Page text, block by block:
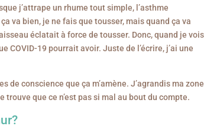
j’attrape un rhume tout simple, l’asthme
va bien, je ne fais que tousser, mais quand ça va
éclatait à force de tousser. Donc, quand je vois
COVID-19 pourrait avoir. Juste de l’écrire, j’ai une
de conscience que ça m’amène. J’agrandis ma zone
trouve que ce n’est pas si mal au bout du compte.